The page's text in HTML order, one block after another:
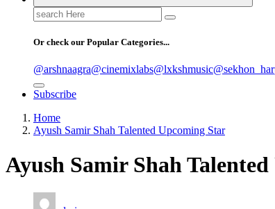
Search
for:
Or check our Popular Categories...
@arshnaagra@cinemixlabs@lxkshmusic
Subscribe
Home
Ayush Samir Shah Talented Upcoming Star
Ayush Samir Shah